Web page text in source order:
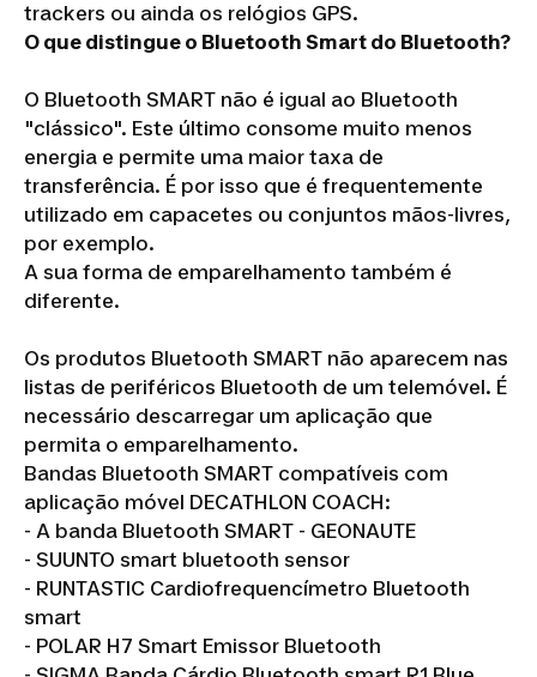
trackers ou ainda os relógios GPS.
O que distingue o Bluetooth Smart do Bluetooth?
O Bluetooth SMART não é igual ao Bluetooth
"clássico". Este último consome muito menos
energia e permite uma maior taxa de
transferência. É por isso que é frequentemente
utilizado em capacetes ou conjuntos mãos-livres,
por exemplo.
A sua forma de emparelhamento também é
diferente.
Os produtos Bluetooth SMART não aparecem nas
listas de periféricos Bluetooth de um telemóvel. É
necessário descarregar um aplicação que
permita o emparelhamento.
Bandas Bluetooth SMART compatíveis com
aplicação móvel DECATHLON COACH:
- A banda Bluetooth SMART - GEONAUTE
- SUUNTO smart bluetooth sensor
- RUNTASTIC Cardiofrequencímetro Bluetooth
smart
- POLAR H7 Smart Emissor Bluetooth